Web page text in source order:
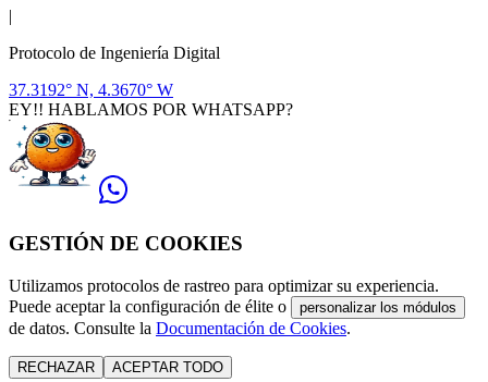
|
Protocolo de Ingeniería Digital
37.3192° N, 4.3670° W
EY!! HABLAMOS POR WHATSAPP?
GESTIÓN DE COOKIES
Utilizamos protocolos de rastreo para optimizar su experiencia.
Puede aceptar la configuración de élite o
personalizar los módulos
de datos. Consulte la Documentación de Cookies.
RECHAZAR ACEPTAR TODO